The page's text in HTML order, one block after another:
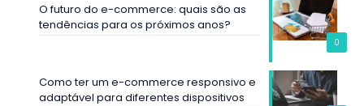
0
O futuro do e-commerce: quais são as
tendências para os próximos anos?
Como ter um e-commerce responsivo e
adaptável para diferentes dispositivos